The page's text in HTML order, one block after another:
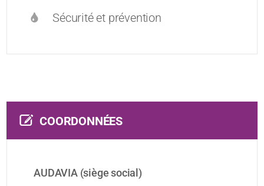
Sécurité et prévention
COORDONNÉES
AUDAVIA (siège social)